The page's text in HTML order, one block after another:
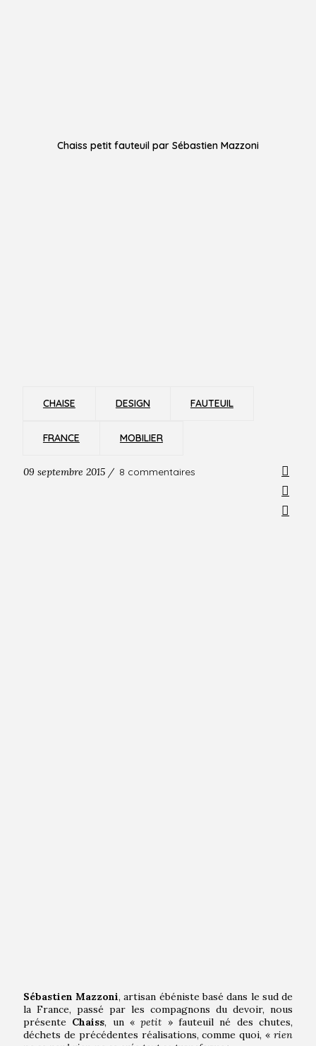
Chaiss petit fauteuil par Sébastien Mazzoni
CHAISE DESIGN FAUTEUIL
FRANCE MOBILIER
09 septembre 2015 / 8 commentaires
Sébastien Mazzoni, artisan ébéniste basé dans le sud de
la France, passé par les compagnons du devoir, nous
présente Chaiss, un «petit » fauteuil né des chutes,
déchets de précédentes réalisations, comme quoi, «rien